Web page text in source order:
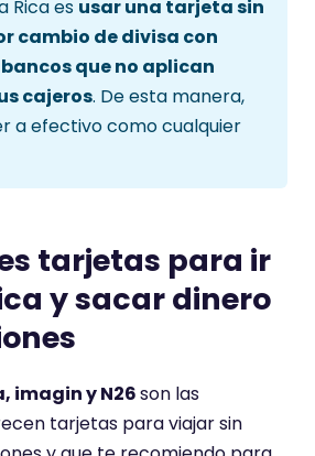
Rica es usar una tarjeta sin
cambio de divisa con
que no aplican
cajeros. De esta manera,
a efectivo como cualquier
tarjetas para ir
y sacar dinero
imagin y N26son las
tarjetas para viajar sin